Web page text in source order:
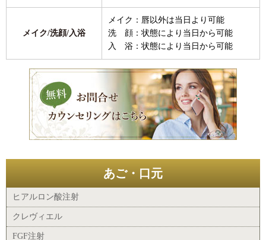
メイク/洗顔/入浴
メイク：唇以外は当日より可能
洗 顔：状態により当日から可能
入 浴：状態により当日から可能
あご・口元
ヒアルロン酸注射
クレヴィエル
FGF注射